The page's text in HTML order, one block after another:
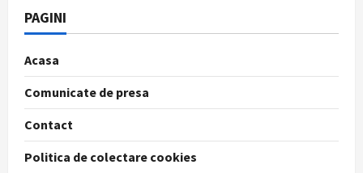
PAGINI
Acasa
Comunicate de presa
Contact
Politica de colectare cookies